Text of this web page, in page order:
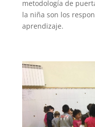
metodología de
la niña son los
aprendizaje.